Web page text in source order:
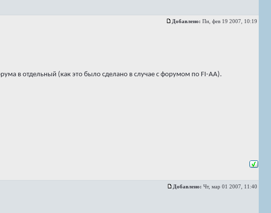
Добавлено: Пн, фев 19 2007, 10:19
в отдельный (как это было сделано в случае с форумом по FI-AA).
Добавлено: Чт, мар 01 2007, 11:40